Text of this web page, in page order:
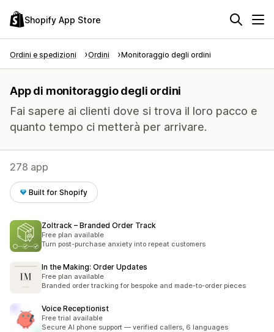
Shopify App Store
Ordini e spedizioni Ordini Monitoraggio degli ordini
App di monitoraggio degli ordini
Fai sapere ai clienti dove si trova il loro pacco e
quanto tempo ci metterà per arrivare.
278 app
Built for Shopify
Zoltrack – Branded Order Track
Free plan available
Turn post-purchase anxiety into repeat customers
In the Making: Order Updates
Free plan available
Branded order tracking for bespoke and made-to-order pieces
Voice Receptionist
Free trial available
Secure AI phone support — verified callers, 6 languages